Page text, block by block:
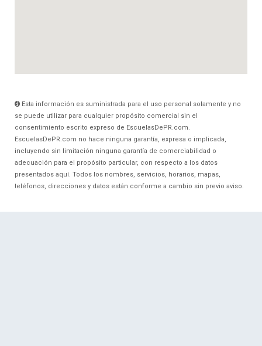
Esta información es suministrada para el uso personal solamente y no
se puede utilizar para cualquier propósito comercial sin el
consentimiento escrito expreso de EscuelasDePR.com.
EscuelasDePR.com no hace ninguna garantía, expresa o implicada,
incluyendo sin limitación ninguna garantía de comerciabilidad o
adecuación para el propósito particular, con respecto a los datos
presentados aquí. Todos los nombres, servicios, horarios, mapas,
teléfonos, direcciones y datos están conforme a cambio sin previo aviso.